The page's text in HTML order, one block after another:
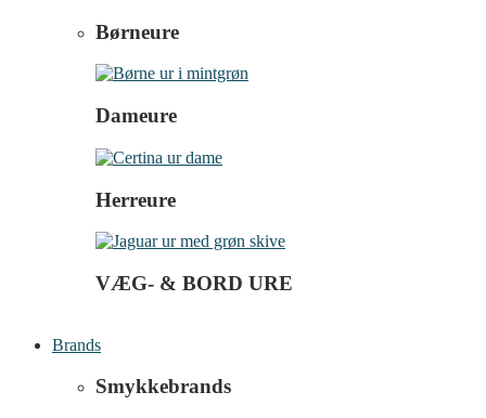
Børneure
Dameure
Herreure
VÆG- & BORD URE
Brands
Smykkebrands